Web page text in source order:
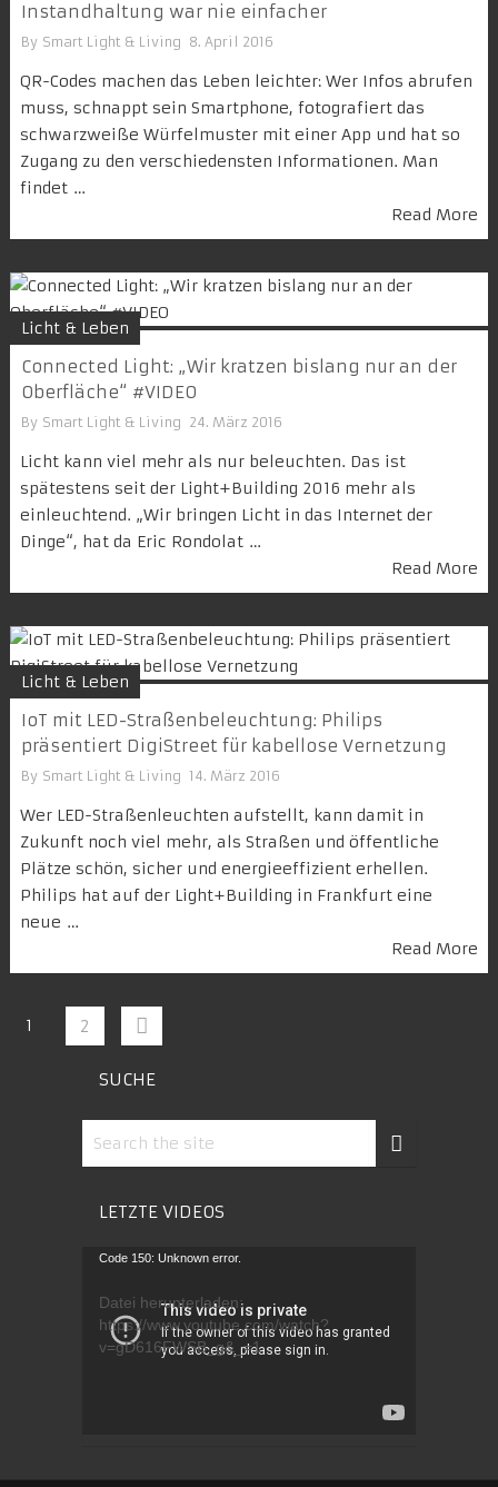
Instandhaltung war nie einfacher
By Smart Light & Living 8. April 2016
QR-Codes machen das Leben leichter: Wer Infos abrufen
muss, schnappt sein Smartphone, fotografiert das
schwarzweiße Würfelmuster mit einer App und hat so
Zugang zu den verschiedensten Informationen. Man
findet …
Read More
Licht & Leben
Connected Light: „Wir kratzen bislang nur an der
Oberfläche“ #VIDEO
By Smart Light & Living 24. März 2016
Licht kann viel mehr als nur beleuchten. Das ist
spätestens seit der Light+Building 2016 mehr als
einleuchtend. „Wir bringen Licht in das Internet der
Dinge“, hat da Eric Rondolat …
Read More
Licht & Leben
IoT mit LED-Straßenbeleuchtung: Philips
präsentiert DigiStreet für kabellose Vernetzung
By Smart Light & Living 14. März 2016
Wer LED-Straßenleuchten aufstellt, kann damit in
Zukunft noch viel mehr, als Straßen und öffentliche
Plätze schön, sicher und energieeffizient erhellen.
Philips hat auf der Light+Building in Frankfurt eine
neue …
Read More
1 2
SUCHE
LETZTE VIDEOS
Video-
Code 150: Unknown error.
Datei herunterladen:
https://www.youtube.com/watch?
v=gD616FWSB_g&_=1